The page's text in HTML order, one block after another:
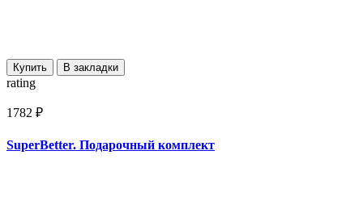
Купить В закладки
rating
1782 ₽
SuperBetter. Подарочный комплект